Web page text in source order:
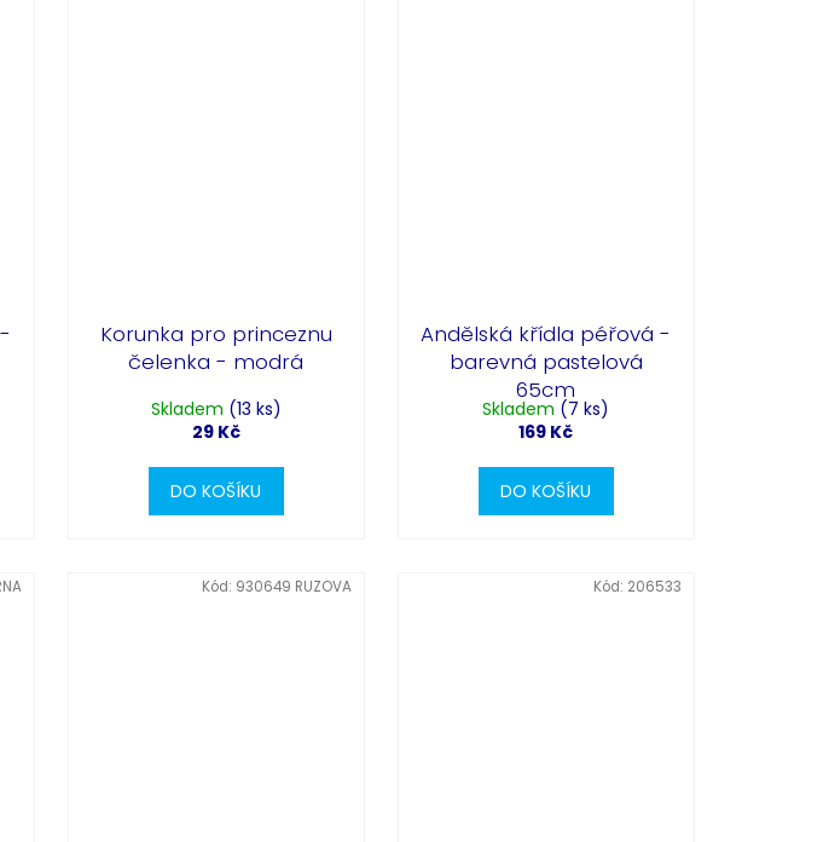
Korunka pro princeznu
čelenka - modrá
Skladem (13 ks)
29 Kč
DO KOŠÍKU
Andělská křídla péřová -
barevná pastelová
65cm
Skladem (7 ks)
169 Kč
DO KOŠÍKU
Kód: 930649 RUZOVA Kód: 206533